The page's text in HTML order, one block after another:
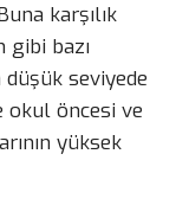
karşılık
gibi bazı
seviyede
öncesi ve
yüksek